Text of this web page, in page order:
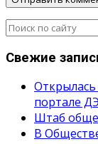
Свежие
портале
Штаб
В